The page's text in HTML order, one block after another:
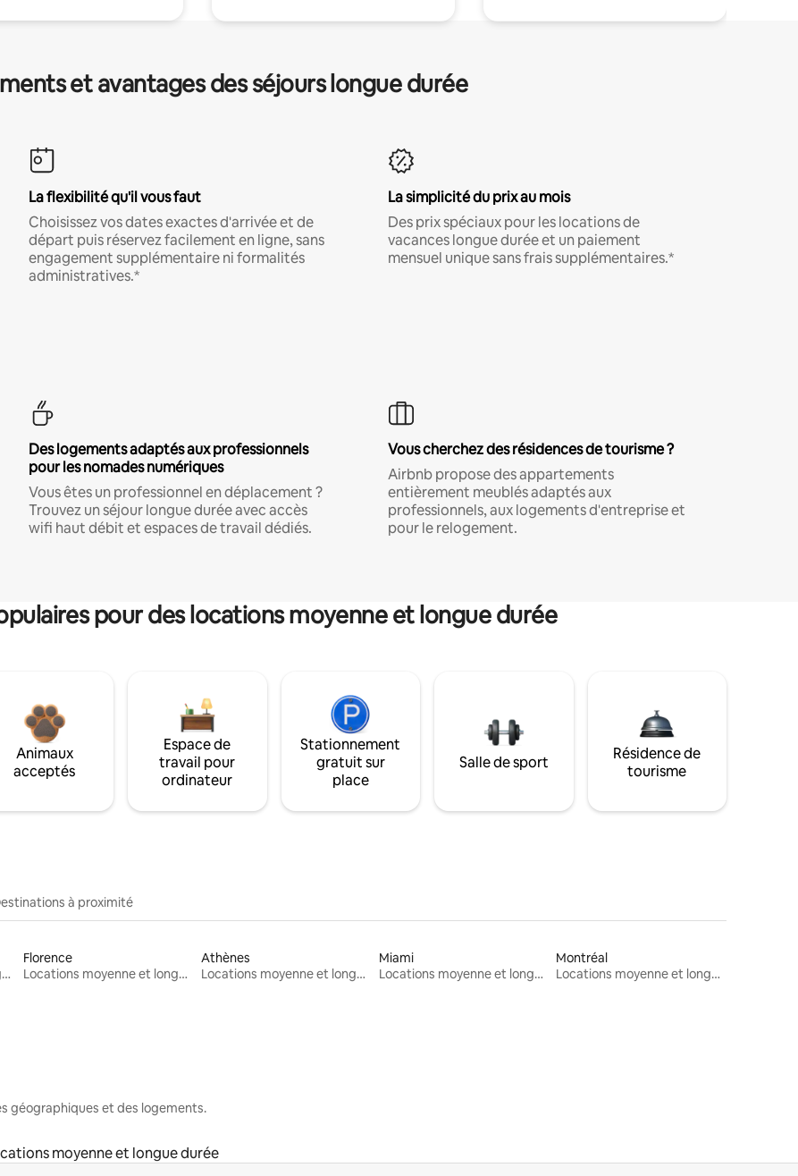
et avantages des séjours longue durée
La flexibilité qu'il vous faut
Choisissez vos dates exactes d'arrivée et de
départ puis réservez facilement en ligne, sans
engagement supplémentaire ni formalités
administratives.*
La simplicité du prix au mois
Des prix spéciaux pour les locations de
vacances longue durée et un paiement
mensuel unique sans frais supplémentaires.*
Des logements adaptés aux professionnels
pour les nomades numériques
Vous êtes un professionnel en déplacement ?
Trouvez un séjour longue durée avec accès
wifi haut débit et espaces de travail dédiés.
Vous cherchez des résidences de tourisme ?
Airbnb propose des appartements
entièrement meublés adaptés aux
professionnels, aux logements d'entreprise et
pour le relogement.
pour des locations moyenne et longue durée
Animaux
acceptés
Espace de
travail pour
ordinateur
Stationnement
gratuit sur
place
Salle de sport
Résidence de
tourisme
à proximité
Locations moyenne et longue durée
Florence
Locations moyenne et longue durée
Athènes
Locations moyenne et longue durée
Miami
Locations moyenne et longue durée
Montréal
Locations moyenne et longue durée
géographiques et des logements.
moyenne et longue durée